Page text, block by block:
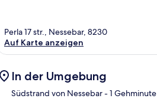
Perla 17 str., Nessebar, 8230
Auf Karte anzeigen
In der Umgebung
Südstrand von Nessebar- 1 Gehminute